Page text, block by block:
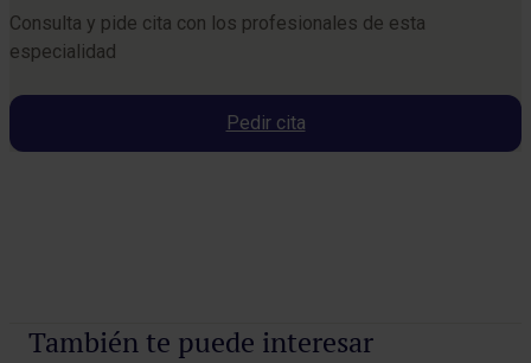
Consulta y pide cita con los profesionales de esta
especialidad
Pedir cita
Pedir cita
También te puede interesar